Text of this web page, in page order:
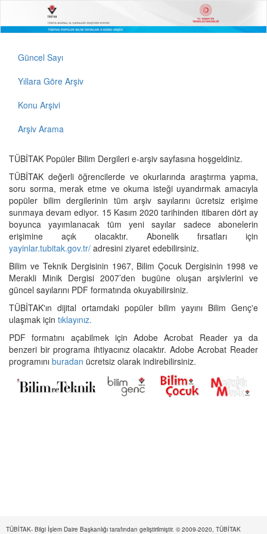
Güncel Sayı
Yıllara Göre Arşiv
Konu Arşivi
Arşiv Arama
TÜBİTAK Popüler Bilim Dergileri e-arşiv sayfasına hoşgeldiniz.
TÜBİTAK değerli öğrencilerde ve okurlarında araştırma yapma,
soru sorma, merak etme ve okuma isteği uyandırmak amacıyla
popüler bilim dergilerinin tüm arşiv sayılarını ücretsiz erişime
sunmaya devam ediyor. 15 Kasım 2020 tarihinden itibaren dört ay
boyunca yayımlanacak tüm yeni sayılar sadece abonelerin
erişimine açık olacaktır. Abonelik fırsatları için
yayinlar.tubitak.gov.tr/ adresini ziyaret edebilirsiniz.
Bilim ve Teknik Dergisinin 1967, Bilim Çocuk Dergisinin 1998 ve
Merakli Minik Dergisi 2007’den bugüne oluşan arşivlerini ve
güncel sayılarını PDF formatında okuyabilirsiniz.
TÜBİTAK'ın dijital ortamdaki popüler bilim yayını Bilim Genç'e
ulaşmak için tıklayınız.
PDF formatını açabilmek için Adobe Acrobat Reader ya da
benzeri bir programa ihtiyacınız olacaktır. Adobe Acrobat Reader
programını buradan ücretsiz olarak indirebilirsiniz.
TÜBİTAK- Bilgi İşlem Daire Başkanlığı tarafından geliştirilmiştir. © 2009-2020, TÜBİTAK